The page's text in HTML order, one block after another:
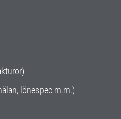
lönespec m.m.)